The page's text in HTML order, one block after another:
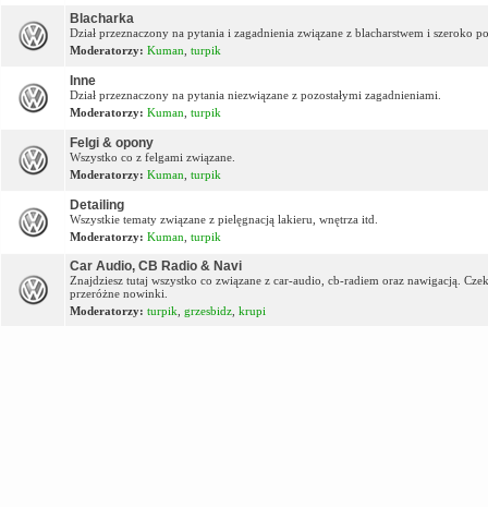
Blacharka
Dział przeznaczony na pytania i zagadnienia związane z blacharstwem i szeroko
Moderatorzy: Kuman turpik
Inne
Dział przeznaczony na pytania niezwiązane z pozostałymi zagadnieniami.
Moderatorzy: Kuman turpik
Felgi & opony
Wszystko co z felgami związane.
Moderatorzy: Kuman turpik
Detailing
Wszystkie tematy związane z pielęgnacją lakieru, wnętrza itd.
Moderatorzy: Kuman turpik
Car Audio, CB Radio & Navi
Znajdziesz tutaj wszystko co związane z car-audio, cb-radiem oraz nawigacją.
przeróżne nowinki.
Moderatorzy: turpik grzesbidz krupi